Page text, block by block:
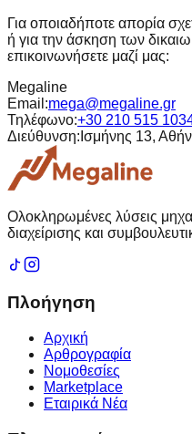
Για οποιαδήποτε απορία
ή για την άσκηση των
επικοινωνήσετε μαζί μας:
Megaline
Email :mega@megaline.gr
Τηλέφωνο:+30 210 515
Διεύθυνση: Ισμήνης 13,
Ολοκληρωμένες λύσεις
διαχείρισης και
Πλοήγηση
Αρχική
Αρθρογραφία
Νομοθεσίες
Marketplace
Εταιρικά Νέα